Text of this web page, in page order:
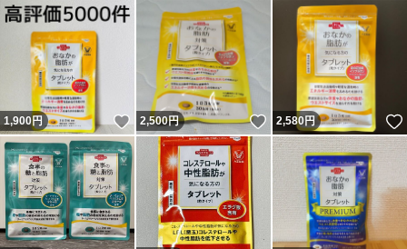
1,900円 いいね！
2,500円 いいね！
2,580円